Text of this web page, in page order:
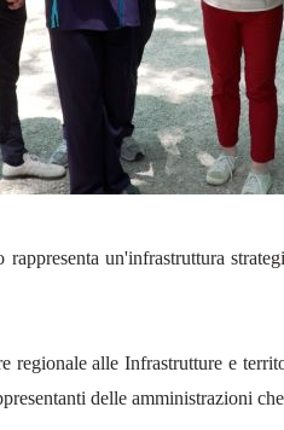
un'infrastruttura
regionale alle Infrastrutture e
delle amministrazioni